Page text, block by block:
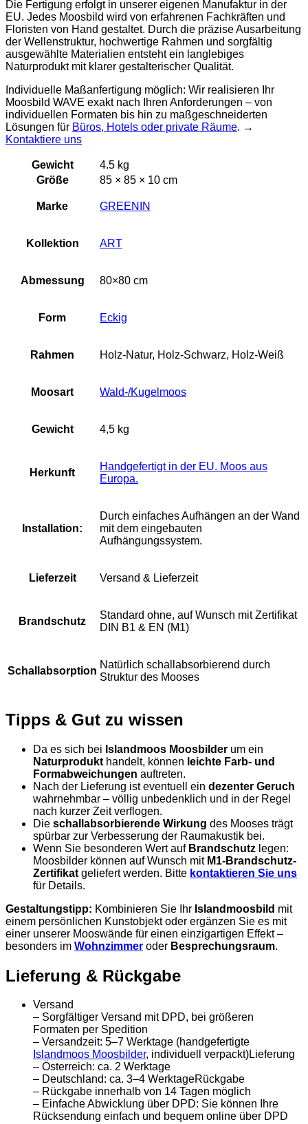
Die Fertigung erfolgt in unserer eigenen Manufaktur in der
EU. Jedes Moosbild wird von erfahrenen Fachkräften und
Floristen von Hand gestaltet. Durch die präzise Ausarbeitung
der Wellenstruktur, hochwertige Rahmen und sorgfältig
ausgewählte Materialien entsteht ein langlebiges
Naturprodukt mit klarer gestalterischer Qualität.
Individuelle Maßanfertigung möglich: Wir realisieren Ihr
Moosbild WAVE exakt nach Ihren Anforderungen – von
individuellen Formaten bis hin zu maßgeschneiderten
Lösungen für Büros, Hotels oder private Räume. →
Kontaktiere uns
Gewicht
4.5 kg
Größe
85 × 85 × 10 cm
Marke GREENIN
Kollektion ART
Abmessung 80×80 cm
Form Eckig
Rahmen Holz-Natur, Holz-Schwarz, Holz-Weiß
Moosart Wald-/Kugelmoos
Gewicht 4,5 kg
Herkunft
Handgefertigt in der EU. Moos aus
Europa.
Installation:
Durch einfaches Aufhängen an der Wand
mit dem eingebauten
Aufhängungssystem.
Lieferzeit Versand & Lieferzeit
Brandschutz
Standard ohne, auf Wunsch mit Zertifikat
DIN B1 & EN (M1)
Schallabsorption
Natürlich schallabsorbierend durch
Struktur des Mooses
Tipps & Gut zu wissen
Da es sich bei Islandmoos Moosbilder um ein
Naturprodukt handelt, können leichte Farb- und
Formabweichungen auftreten.
Nach der Lieferung ist eventuell ein dezenter Geruch
wahrnehmbar – völlig unbedenklich und in der Regel
nach kurzer Zeit verflogen.
Die schallabsorbierende Wirkung des Mooses trägt
spürbar zur Verbesserung der Raumakustik bei.
Wenn Sie besonderen Wert auf Brandschutz legen:
Moosbilder können auf Wunsch mit M1-Brandschutz-
Zertifikat geliefert werden. Bitte kontaktieren Sie uns
für Details.
Gestaltungstipp: Kombinieren Sie Ihr Islandmoosbild mit
einem persönlichen Kunstobjekt oder ergänzen Sie es mit
einer unserer Mooswände für einen einzigartigen Effekt –
besonders im Wohnzimmer oder Besprechungsraum.
Lieferung & Rückgabe
Versand
– Sorgfältiger Versand mit DPD, bei größeren
Formaten per Spedition
– Versandzeit: 5–7 Werktage (handgefertigte
Islandmoos Moosbilder, individuell verpackt)Lieferung
– Österreich: ca. 2 Werktage
– Deutschland: ca. 3–4 WerktageRückgabe
– Rückgabe innerhalb von 14 Tagen möglich
– Einfache Abwicklung über DPD: Sie können Ihre
Rücksendung einfach und bequem online über DPD